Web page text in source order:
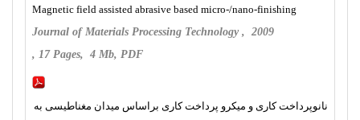
Magnetic field assisted abrasive based micro-/nano-finishing
Journal of Materials Processing Technology , 2009
, 17 Pages, 4 Mb, PDF
نانوپرداخت کاری و میکرو پرداخت کاری براساس میدان مغناطیسی به